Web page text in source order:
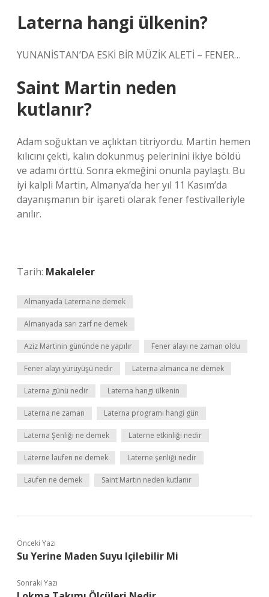
Laterna hangi ülkenin?
YUNANİSTAN’DA ESKİ BİR MÜZİK ALETİ – FENER…
Saint Martin neden
kutlanır?
Adam soğuktan ve açlıktan titriyordu. Martin hemen
kılıcını çekti, kalın dokunmuş pelerinini ikiye böldü
ve adamı örttü. Sonra ekmeğini onunla paylaştı. Bu
iyi kalpli Martin, Almanya’da her yıl 11 Kasım’da
dayanışmanın bir işareti olarak fener festivalleriyle
anılır.
Tarih: Makaleler
Almanyada Laterna ne demek
Almanyada sarı zarf ne demek
Aziz Martinin gününde ne yapılır Fener alayı ne zaman oldu
Fener alayı yürüyüşü nedir Laterna almanca ne demek
Laterna günü nedir Laterna hangi ülkenin
Laterna ne zaman Laterna programı hangi gün
Laterna Şenliği ne demek Laterne etkinliği nedir
Laterne laufen ne demek Laterne şenliği nedir
Laufen ne demek Saint Martin neden kutlanır
Önceki Yazı
Su Yerine Maden Suyu Içilebilir Mi
Sonraki Yazı